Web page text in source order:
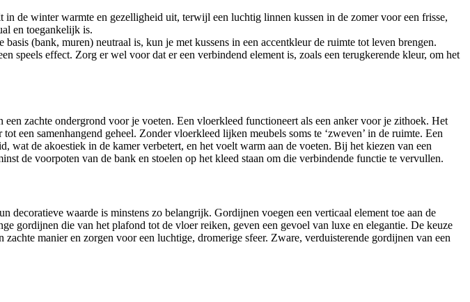
de winter warmte en gezelligheid uit, terwijl een luchtig linnen kussen in de zomer voor een frisse,
en toegankelijk is.
(bank, muren) neutraal is, kun je met kussens in een accentkleur de ruimte tot leven brengen.
speels effect. Zorg er wel voor dat er een verbindend element is, zoals een terugkerende kleur, om het
zachte ondergrond voor je voeten. Een vloerkleed functioneert als een anker voor je zithoek. Het
een samenhangend geheel. Zonder vloerkleed lijken meubels soms te ‘zweven’ in de ruimte. Een
wat de akoestiek in de kamer verbetert, en het voelt warm aan de voeten. Bij het kiezen van een
de voorpoten van de bank en stoelen op het kleed staan om die verbindende functie te vervullen.
waarde is minstens zo belangrijk. Gordijnen voegen een verticaal element toe aan de
gordijnen die van het plafond tot de vloer reiken, geven een gevoel van luxe en elegantie. De keuze
manier en zorgen voor een luchtige, dromerige sfeer. Zware, verduisterende gordijnen van een